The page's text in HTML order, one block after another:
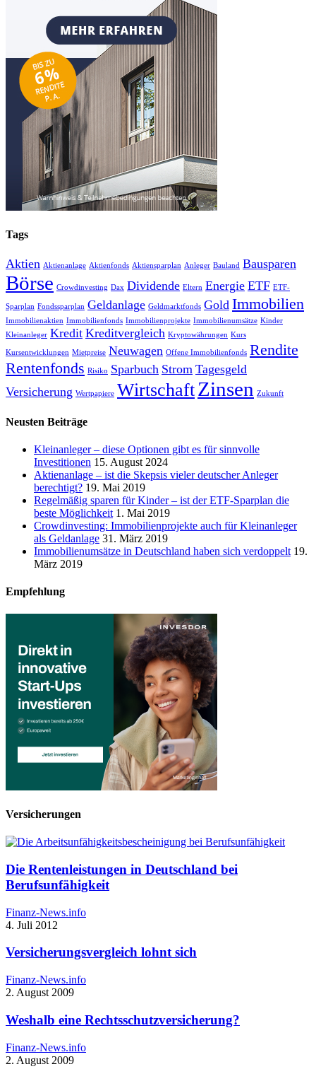
Tags
Aktien Aktienanlage Aktienfonds Aktiensparplan Anleger Bauland Bausparen
Börse Crowdinvesting Dax Dividende Eltern Energie ETF ETF-
Sparplan Fondssparplan Geldanlage Geldmarktfonds Gold Immobilien
Immobilienaktien Immobilienfonds Immobilienprojekte Immobilienumsätze Kinder
Kleinanleger Kredit Kreditvergleich Kryptowährungen Kurs
Kursentwicklungen Mietpreise Neuwagen Offene Immobilienfonds Rendite
Rentenfonds Risiko Sparbuch Strom Tagesgeld
Versicherung Wertpapiere WirtschaftZinsen Zukunft
Neusten Beiträge
Kleinanleger – diese Optionen gibt es für sinnvolle
Investitionen 15. August 2024
Aktienanlage – ist die Skepsis vieler deutscher Anleger
berechtigt? 19. Mai 2019
Regelmäßig sparen für Kinder – ist der ETF-Sparplan die
beste Möglichkeit 1. Mai 2019
Crowdinvesting: Immobilienprojekte auch für Kleinanleger
als Geldanlage 31. März 2019
Immobilienumsätze in Deutschland haben sich verdoppelt 19.
März 2019
Empfehlung
Versicherungen
Die Rentenleistungen in Deutschland bei
Berufsunfähigkeit
Finanz-News.info
4. Juli 2012
Versicherungsvergleich lohnt sich
Finanz-News.info
2. August 2009
Weshalb eine Rechtsschutzversicherung?
Finanz-News.info
2. August 2009